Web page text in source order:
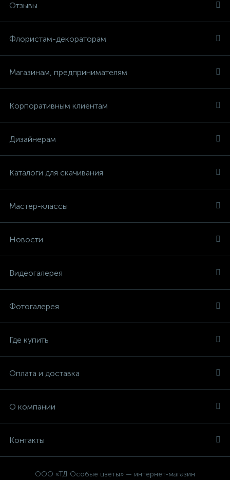
Отзывы
Флористам-декораторам
Магазинам, предпринимателям
Корпоративным клиентам
Дизайнерам
Каталоги для скачивания
Мастер-классы
Новости
Видеогалерея
Фотогалерея
Где купить
Оплата и доставка
О компании
Контакты
ООО «ТД Особые цветы» — интернет-магазин